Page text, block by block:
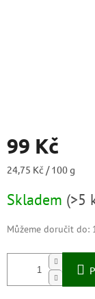
99 Kč
Měrná
24,75 Kč / 100 g
Skladem (>5
Můžeme doručit do: